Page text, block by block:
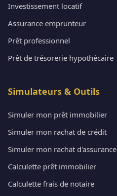
Investissement locatif
Assurance emprunteur
Prêt professionnel
Prêt de trésorerie hypothécaire
Simulateurs & Outils
Simuler mon prêt immobilier
Simuler mon rachat de crédit
Simuler mon rachat d'assurance
Calculette prêt immobilier
Calculette frais de notaire